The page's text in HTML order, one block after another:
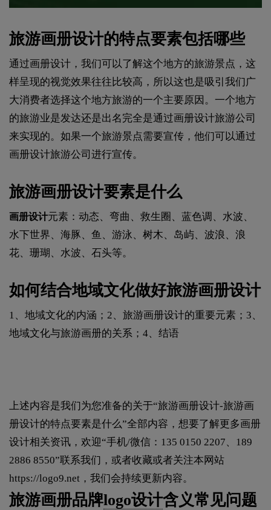
旅游画册设计的特点要素包括哪些
通过画册设计，我们可以了解这个地方的旅游景点，这
样呈现的视觉效果往往比较高，所以这也是吸引我们广
大消费者选择这个地方旅游的一个主要原因。一个地方
的旅游业是发达还是出名完全是通过画册设计旅游公司
来实现的。如果一个旅游景点需要宣传，他们可以通过
画册设计旅游公司进行宣传。
旅游画册设计要素是什么
画册设计元素：动态、弯曲、救生圈、蓝色调、水波、
水下世界、海豚、鱼、游泳、树木、岛屿、波浪、浪
花、珊瑚、水波、石头等。
如何结合地域文化做好旅游画册设计
1、地域文化的内涵；2、旅游画册设计的重要元素；3、
地域文化与旅游画册的关系；4、结语
上述内容是我们为您准备的关于“旅游画册设计-旅游画
册设计的特点要素是什么”全部内容，想要了解更多画册
设计相关资讯，欢迎“手机/微信：135 0150 2207、189
2886 8550”联系我们，或者收藏或者关注本网站
https://logo9.net ，我们会持续更新内容。
旅游画册品牌logo设计含义常见问题